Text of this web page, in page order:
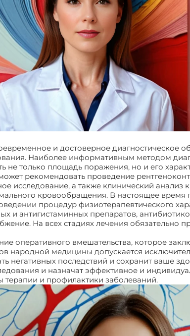
и достоверное диагностическое
Наиболее информативным методом
только площадь поражения, но и его
рекомендовать проведение
исследование, а также клинический анализ
кровообращения. В настоящее время
процедур физиотерапевтического
и антигистаминных препаратов,
На всех стадиях лечения обязательно
оперативного вмешательства, которое
народной медицины допускается
негативных последствий и сохранит ваше
и назначат эффективное и
и профилактики заболеваний.